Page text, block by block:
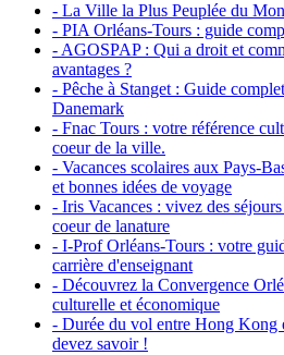
- La Ville la Plus Peuplée du
- PIA Orléans-Tours : guide
- AGOSPAP : Qui a droit et
avantages ?
- Pêche à Stanget : Guide
Danemark
- Fnac Tours : votre référence
coeur de la ville.
- Vacances scolaires aux Pays-
et bonnes idées de voyage
- Iris Vacances : vivez des
coeur de lanature
- I-Prof Orléans-Tours : votre
carrière d'enseignant
- Découvrez la Convergence
culturelle et économique
- Durée du vol entre Hong Kong
devez savoir !